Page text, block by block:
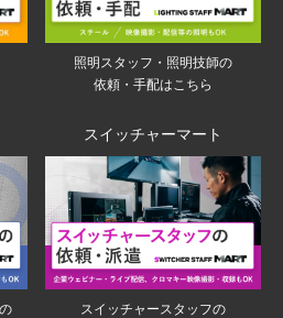
照明スタッフ・照明技師の
依頼・手配はこちら
スイッチャーマート
スイッチャースタッフの